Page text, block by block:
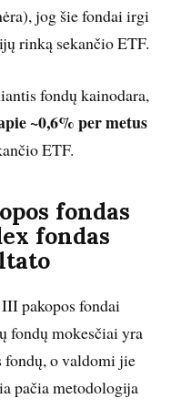
jog šie fondai irgi
rinką sekančio ETF.
fondų kainodara,
~0,6% per metus
ETF.
fondas
fondas
pakopos fondai
fondų mokesčiai yra
fondų, o valdomi jie
pačia metodologija